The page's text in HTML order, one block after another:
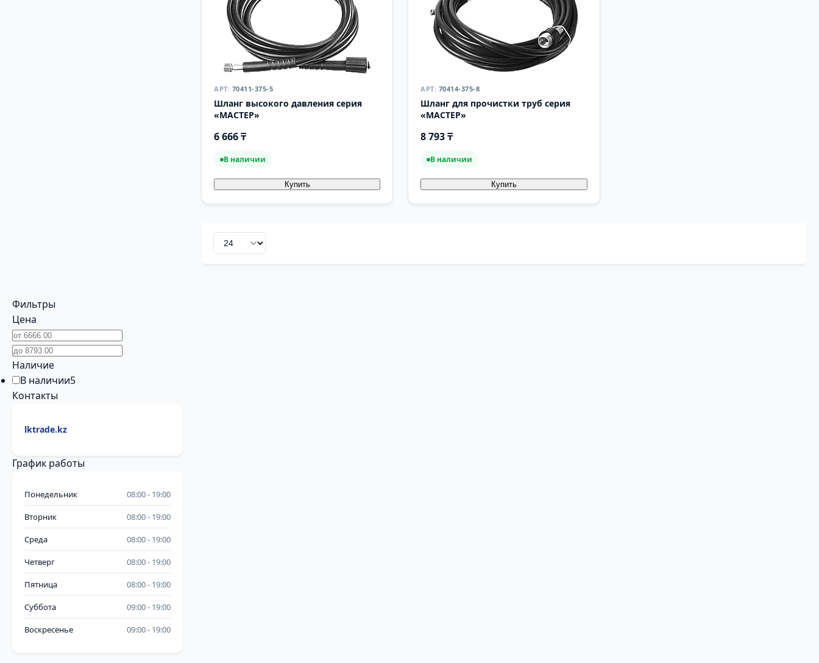
70411-375-5
Шланг высокого давления серия
«МАСТЕР»
6 666 ₸
В наличии
Купить
70414-375-8
Шланг для прочистки труб серия
«МАСТЕР»
8 793 ₸
В наличии
Купить
Фильтры
Цена
Наличие
В наличии5
Контакты
lktrade.kz
График работы
Понедельник 08:00 19:00
Вторник 08:00 19:00
Среда 08:00 19:00
Четверг 08:00 19:00
Пятница 08:00 19:00
Суббота 09:00 19:00
Воскресенье 09:00 19:00